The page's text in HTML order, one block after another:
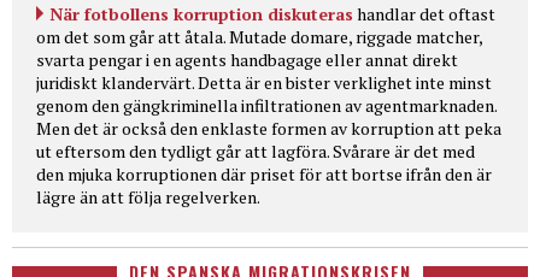
När fotbollens korruption diskuteras handlar det oftast
om det som går att åtala. Mutade domare, riggade matcher,
svarta pengar i en agents handbagage eller annat direkt
juridiskt klandervärt. Detta är en bister verklighet inte minst
genom den gängkriminella infiltrationen av agentmarknaden.
Men det är också den enklaste formen av korruption att peka
ut eftersom den tydligt går att lagföra. Svårare är det med
den mjuka korruptionen där priset för att bortse ifrån den är
lägre än att följa regelverken.
DEN SPANSKA MIGRATIONSKRISEN